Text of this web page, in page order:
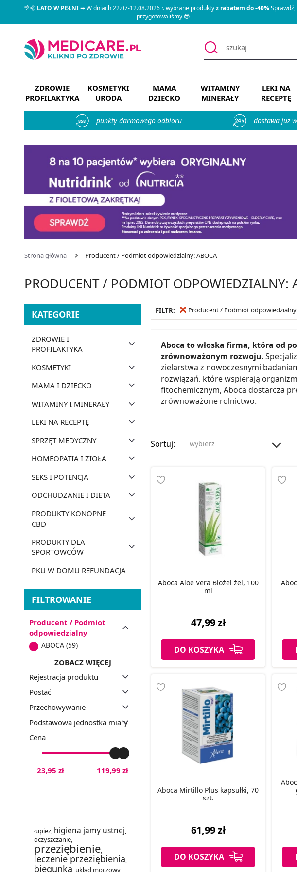
🌴🌞LATO W PEŁNI➡ W dniach 22.07-12.08.2026 r. wybrane produktyz rabatem do -40%Sprawdź,
przygotowaliśmy 😎
ZDROWIE
PROFILAKTYKA
KOSMETYKI
URODA
MAMA
DZIECKO
WITAMINY
MINERAŁY
LEKI NA
RECEPTĘ
858 punkty darmowego odbioru dostawa już
Strona główna Producent / Podmiot odpowiedzialny: ABOCA
PRODUCENT / PODMIOT ODPOWIEDZIALNY:
KATEGORIE
ZDROWIE I
PROFILAKTYKA
KOSMETYKI
MAMA I DZIECKO
WITAMINY I MINERAŁY
LEKI NA RECEPTĘ
SPRZĘT MEDYCZNY
HOMEOPATIA I ZIOŁA
SEKS I POTENCJA
ODCHUDZANIE I DIETA
PRODUKTY KONOPNE
CBD
PRODUKTY DLA
SPORTOWCÓW
PKU W DOMU REFUNDACJA
FILTROWANIE
Producent / Podmiot
odpowiedzialny
ABOCA (59)
ZOBACZ WIĘCEJ
Rejestracja produktu
Postać
Przechowywanie
Podstawowa jednostka miary
Cena
23,95 zł 119,99 zł
łupież, higiena jamy ustnej,
oczyszczanie,
przeziębienie,
leczenie przeziębienia,
biegunka, układ moczowy,
FILTR: Producent / Podmiot
Aboca to włoska firma, która od
zrównoważonym rozwoju.
zielarstwa z nowoczesnymi
rozwiązań, które wspierają
fitochemicznym, Aboca dostarcza
zrównoważone rolnictwo.
Sortuj: wybierz
Aboca Aloe Vera Biożel żel, 100
ml
47,99 zł
DO KOSZYKA
Aboca Mirtillo Plus kapsułki, 70
szt.
61,99 zł
DO KOSZYKA